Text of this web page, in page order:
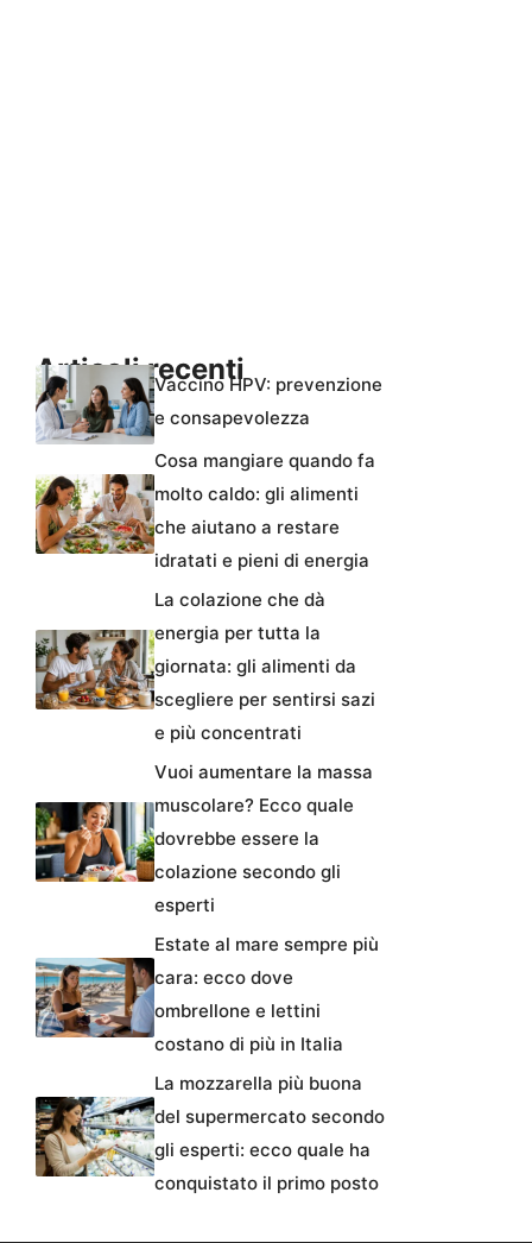
Articoli recentiVaccino HPV: prevenzione
e consapevolezza
Cosa mangiare quando fa
molto caldo: gli alimenti
che aiutano a restare
idratati e pieni di energia
La colazione che dà
energia per tutta la
giornata: gli alimenti da
scegliere per sentirsi sazi
e più concentrati
Vuoi aumentare la massa
muscolare? Ecco quale
dovrebbe essere la
colazione secondo gli
esperti
Estate al mare sempre più
cara: ecco dove
ombrellone e lettini
costano di più in Italia
La mozzarella più buona
del supermercato secondo
gli esperti: ecco quale ha
conquistato il primo posto